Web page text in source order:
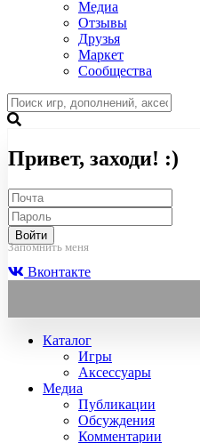
Медиа
Отзывы
Друзья
Маркет
Сообщества
Привет, заходи! :)
Войти
Запомнить меня
Вконтакте
Каталог
Игры
Аксессуары
Медиа
Публикации
Обсуждения
Комментарии